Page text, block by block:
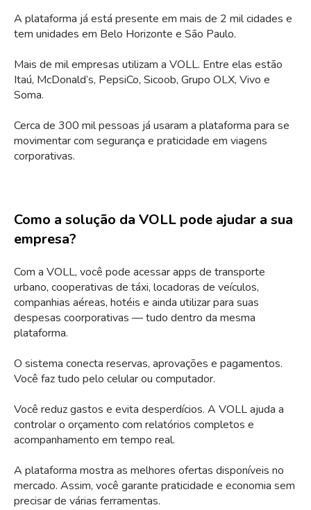
A plataforma já está presente em mais de 2 mil cidades e
tem unidades em Belo Horizonte e São Paulo.
Mais de mil empresas utilizam a VOLL. Entre elas estão
Itaú, McDonald’s, PepsiCo, Sicoob, Grupo OLX, Vivo e
Soma.
Cerca de 300 mil pessoas já usaram a plataforma para se
movimentar com segurança e praticidade em viagens
corporativas.
Como a solução da VOLL pode ajudar a sua
empresa?
Com a VOLL, você pode acessar apps de transporte
urbano, cooperativas de táxi, locadoras de veículos,
companhias aéreas, hotéis e ainda utilizar para suas
despesas coorporativas — tudo dentro da mesma
plataforma.
O sistema conecta reservas, aprovações e pagamentos.
Você faz tudo pelo celular ou computador.
Você reduz gastos e evita desperdícios. A VOLL ajuda a
controlar o orçamento com relatórios completos e
acompanhamento em tempo real.
A plataforma mostra as melhores ofertas disponíveis no
mercado. Assim, você garante praticidade e economia sem
precisar de várias ferramentas.